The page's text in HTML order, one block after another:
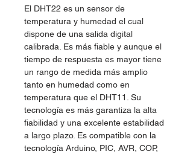
El DHT22 es un sensor de
temperatura y humedad el cual
dispone de una salida digital
calibrada. Es más fiable y aunque el
tiempo de respuesta es mayor tiene
un rango de medida más amplio
tanto en humedad como en
temperatura que el DHT11. Su
tecnología es más garantiza la alta
fiabilidad y una excelente estabilidad
a largo plazo. Es compatible con la
tecnología Arduino, PIC, AVR, COP,